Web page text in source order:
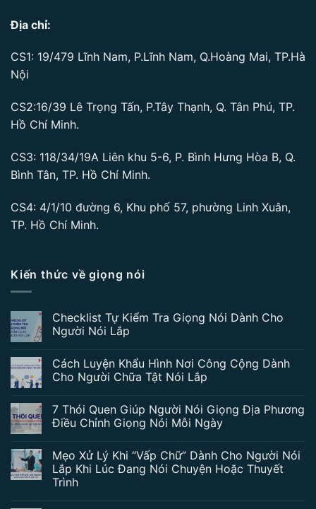
Địa chỉ:
CS1: 19/479 Lĩnh Nam, P.Lĩnh Nam, Q.Hoàng Mai, TP.Hà
Nội
CS2:16/39 Lê Trọng Tấn, P.Tây Thạnh, Q. Tân Phú, TP.
Hồ Chí Minh.
CS3: 118/34/19A Liên khu 5-6, P. Bình Hưng Hòa B, Q.
Bình Tân, TP. Hồ Chí Minh.
CS4: 4/1/10 đường 6, Khu phố 57, phường Linh Xuân,
TP. Hồ Chí Minh.
Kiến thức về giọng nói
Checklist Tự Kiểm Tra Giọng Nói Dành Cho
Người Nói Lắp
Cách Luyện Khẩu Hình Nơi Công Cộng Dành
Cho Người Chữa Tật Nói Lắp
7 Thói Quen Giúp Người Nói Giọng Địa Phương
Điều Chỉnh Giọng Nói Mỗi Ngày
Mẹo Xử Lý Khi “Vấp Chữ” Dành Cho Người Nói
Lắp Khi Lúc Đang Nói Chuyện Hoặc Thuyết
Trình